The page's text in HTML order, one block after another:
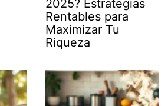
2025? Estrategias
Rentables para
Maximizar Tu
Riqueza